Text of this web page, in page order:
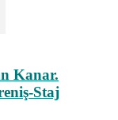
Kanar.
Staj